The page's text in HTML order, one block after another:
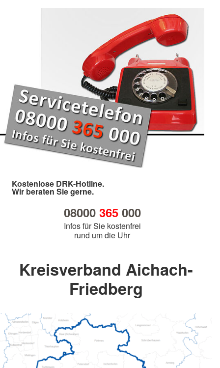
Kostenlose DRK-Hotline.
Wir beraten Sie gerne.
08000 365000
Infos für Sie kostenfrei
rund um die Uhr
Kreisverband Aichach-
Friedberg